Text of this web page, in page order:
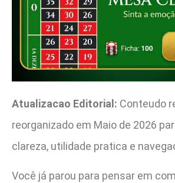
Atualizacao Editorial: Conteudo
reorganizado em Maio de 2026
clareza, utilidade pratica e
Você já parou para pensar em